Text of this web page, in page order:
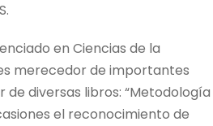
en Ciencias de la
merecedor de importantes
diversas libros: “Metodología
el reconocimiento de